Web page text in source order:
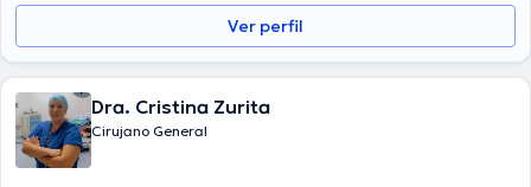
Ver perfil
Dra. Cristina Zurita
Cirujano General